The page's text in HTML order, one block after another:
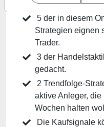
5 der in diesem
Strategien eignen
Trader.
3 der
gedacht.
2 Trendfolge-
aktive Anleger,
Wochen halten
Die Kaufsignale